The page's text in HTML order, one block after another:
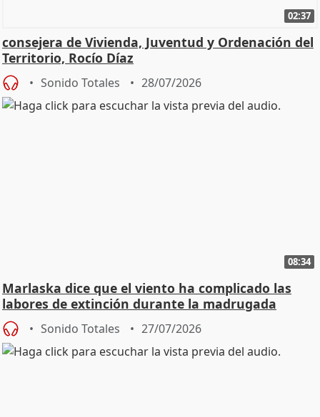
02:37
consejera de Vivienda, Juventud y Ordenación del
Territorio, Rocío Díaz
Sonido Totales 28/07/2026
08:34
Marlaska dice que el viento ha complicado las
labores de extinción durante la madrugada
Sonido Totales 27/07/2026